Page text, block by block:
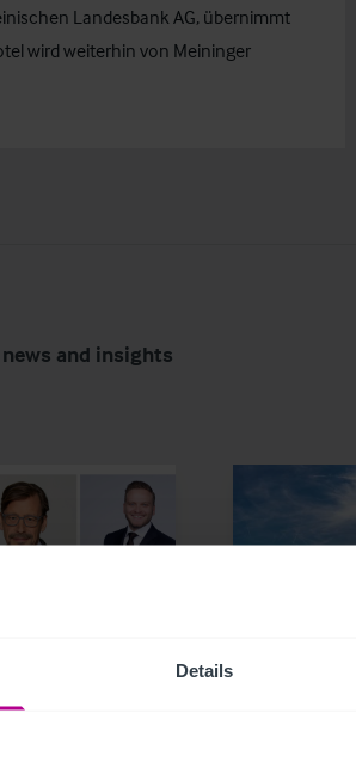
Details
Landesbank AG, übernimmt
wird weiterhin von Meininger
and insights
verstärkt